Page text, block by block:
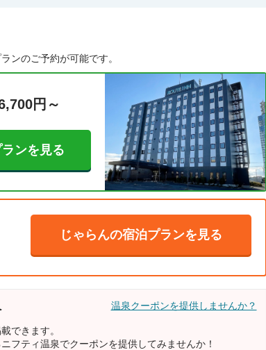
ンのご予約が可能です。
円～
ンを見る
じゃらんの宿泊プランを見る
温泉クーポンを提供しませんか？
できます。
フティ温泉でクーポンを提供してみませんか！